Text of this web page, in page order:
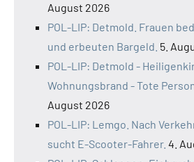
August 2026
POL-LIP: Detmold. Frauen
und erbeuten Bargeld. 5.
POL-LIP: Detmold -
Wohnungsbrand - Tote
August 2026
POL-LIP: Lemgo. Nach
sucht E-Scooter-Fahrer. 4.